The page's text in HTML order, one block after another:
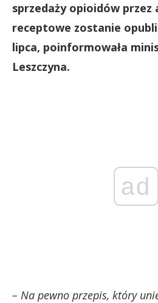
sprzedaży opioidów
receptowe zostanie
lipca, poinformowała
Leszczyna.
ad
– Na pewno przepis, który